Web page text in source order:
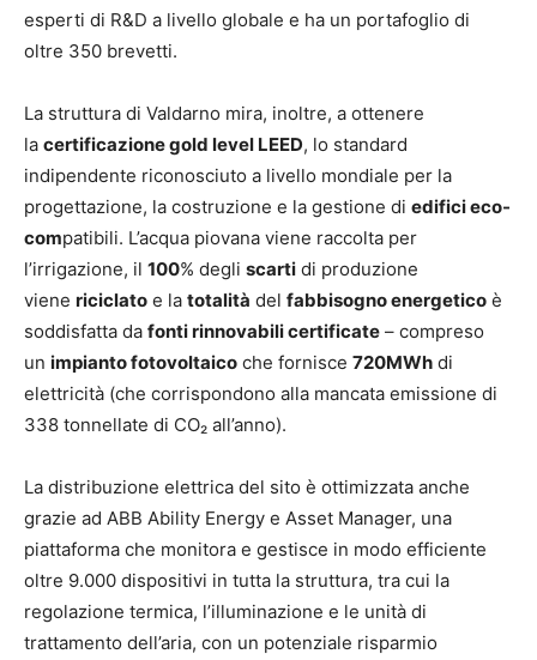
esperti di R&D a livello globale e ha un portafoglio di
oltre 350 brevetti.
La struttura di Valdarno mira, inoltre, a ottenere
la certificazione gold level LEED, lo standard
indipendente riconosciuto a livello mondiale per la
progettazione, la costruzione e la gestione di edifici eco-
compatibili. L’acqua piovana viene raccolta per
l’irrigazione, il 100% degli scarti di produzione
viene riciclato e la totalità del fabbisogno energetico è
soddisfatta da fonti rinnovabili certificate – compreso
un impianto fotovoltaico che fornisce 720MWh di
elettricità (che corrispondono alla mancata emissione di
338 tonnellate di CO₂ all’anno).
La distribuzione elettrica del sito è ottimizzata anche
grazie ad ABB Ability Energy e Asset Manager, una
piattaforma che monitora e gestisce in modo efficiente
oltre 9.000 dispositivi in tutta la struttura, tra cui la
regolazione termica, l’illuminazione e le unità di
trattamento dell’aria, con un potenziale risparmio